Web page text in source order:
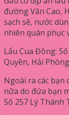
đường Văn Cao,
sạch sẽ, nước
nhiên quán phục
Lẩu Cua Đồng:
Quyền, Hải
Ngoài ra các bạn
nữa do đứa bạn
Số 257 Lý Thánh